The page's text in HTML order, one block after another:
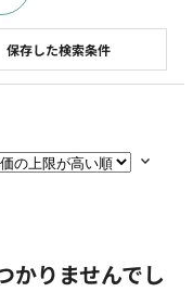
かりませんでし
保存した検索条件